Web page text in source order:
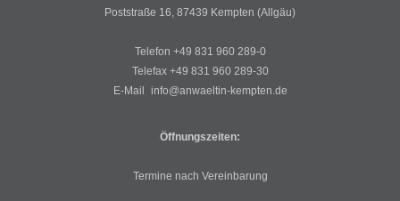
Poststraße 16, 87439 Kempten (Allgäu)
Telefon +49 831 960 289-0
Telefax +49 831 960 289-30
E-Mail
info@anwaeltin-kempten.de
Öffnungszeiten:
Termine nach Vereinbarung